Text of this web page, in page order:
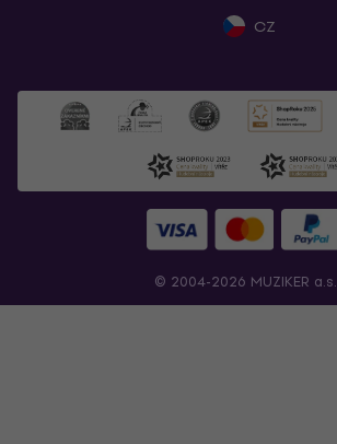
CZ
© 2004-2026 MUZIKER a.s.